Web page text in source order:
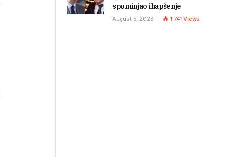
spominjao i hapšenje
August 5, 2026 1,741 Views